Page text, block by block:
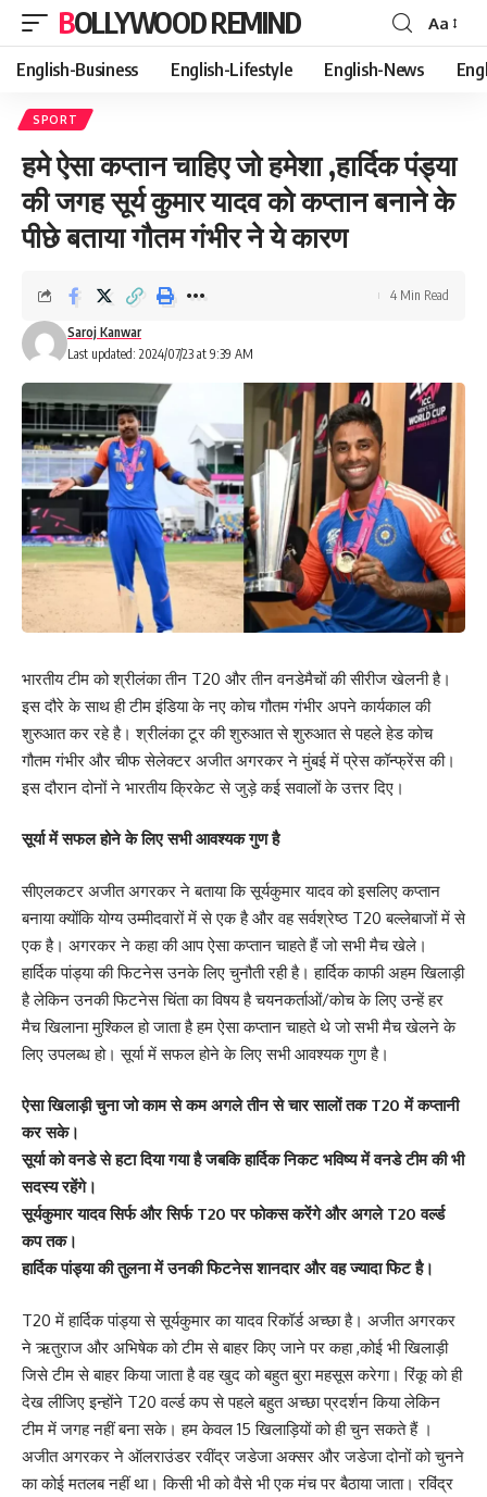
BOLLYWOOD REMIND
Font
Resizer
Aa
English-Business English-Lifestyle English-News
SPORT
हमे ऐसा कप्तान चाहिए जो हमेशा ,हार्दिक पंड्या
की जगह सूर्य कुमार यादव को कप्तान बनाने के
पीछे बताया गौतम गंभीर ने ये कारण
Last updated: 2024/07/23 at 9:39 AM
Saroj Kanwar
4 Min Read
भारतीय टीम को श्रीलंका तीन T20 और तीन वनडेमैचों की सीरीज खेलनी है।
इस दौरे के साथ ही टीम इंडिया के नए कोच गौतम गंभीर अपने कार्यकाल की
शुरुआत कर रहे है। श्रीलंका टूर की शुरुआत से शुरुआत से पहले हेड कोच
गौतम गंभीर और चीफ सेलेक्टर अजीत अगरकर ने मुंबई में प्रेस कॉन्फ्रेंस की।
इस दौरान दोनों ने भारतीय क्रिकेट से जुड़े कई सवालों के उत्तर दिए।
सूर्या में सफल होने के लिए सभी आवश्यक गुण है
सीएलकटर अजीत अगरकर ने बताया कि सूर्यकुमार यादव को इसलिए कप्तान
बनाया क्योंकि योग्य उम्मीदवारों में से एक है और वह सर्वश्रेष्ठ T20 बल्लेबाजों में से
एक है। अगरकर ने कहा की आप ऐसा कप्तान चाहते हैं जो सभी मैच खेले।
हार्दिक पांड्या की फिटनेस उनके लिए चुनौती रही है। हार्दिक काफी अहम खिलाड़ी
है लेकिन उनकी फिटनेस चिंता का विषय है चयनकर्ताओं/कोच के लिए उन्हें हर
मैच खिलाना मुश्किल हो जाता है हम ऐसा कप्तान चाहते थे जो सभी मैच खेलने के
लिए उपलब्ध हो। सूर्या में सफल होने के लिए सभी आवश्यक गुण है।
ऐसा खिलाड़ी चुना जो काम से कम अगले तीन से चार सालों तक T20 में कप्तानी
कर सके।
सूर्या को वनडे से हटा दिया गया है जबकि हार्दिक निकट भविष्य में वनडे टीम की भी
सदस्य रहेंगे।
सूर्यकुमार यादव सिर्फ और सिर्फ T20 पर फोकस करेंगे और अगले T20 वर्ल्ड
कप तक।
हार्दिक पांड्या की तुलना में उनकी फिटनेस शानदार और वह ज्यादा फिट है।
T20 में हार्दिक पांड्या से सूर्यकुमार का यादव रिकॉर्ड अच्छा है। अजीत अगरकर
ने ऋतुराज और अभिषेक को टीम से बाहर किए जाने पर कहा ,कोई भी खिलाड़ी
जिसे टीम से बाहर किया जाता है वह खुद को बहुत बुरा महसूस करेगा। रिंकू को ही
देख लीजिए इन्होंने T20 वर्ल्ड कप से पहले बहुत अच्छा प्रदर्शन किया लेकिन
टीम में जगह नहीं बना सके। हम केवल 15 खिलाड़ियों को ही चुन सकते हैं ।
अजीत अगरकर ने ऑलराउंडर रवींद्र जडेजा अक्सर और जडेजा दोनों को चुनने
का कोई मतलब नहीं था। किसी भी को वैसे भी एक मंच पर बैठाया जाता। रविंद्र